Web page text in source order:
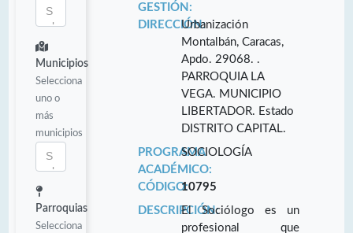
Municipios
Selecciona
uno o
más
municipios
Parroquias
Selecciona
GESTIÓN:
DIRECCIÓN:Urbanización
Montalbán, Caracas,
Apdo. 29068. .
PARROQUIA LA
VEGA. MUNICIPIO
LIBERTADOR. Estado
DISTRITO CAPITAL.
PROGRAMA
ACADÉMICO:
SOCIOLOGÍA
CÓDIGO:10795
DESCRIPCIÓN:El Sociólogo es un
profesional que